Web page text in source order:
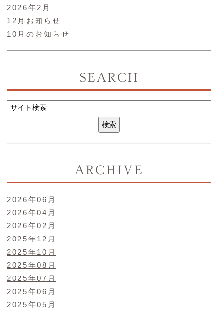
2026年2月
12月お知らせ
10月のお知らせ
SEARCH
ARCHIVE
2026年06月
2026年04月
2026年02月
2025年12月
2025年10月
2025年08月
2025年07月
2025年06月
2025年05月